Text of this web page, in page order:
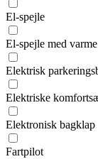
El-spejle
El-spejle med varme
Elektrisk
Elektriske
Elektronisk bagklap
Fartpilot